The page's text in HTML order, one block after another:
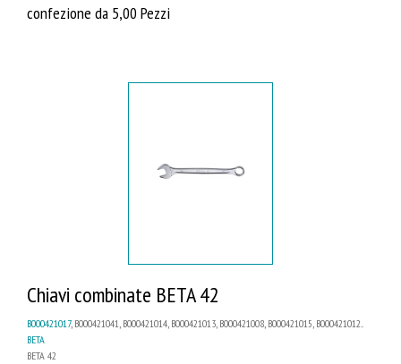
confezione da 5,00 Pezzi
Chiavi combinate BETA 42
B000421017, B000421041, B000421014, B000421013, B000421008, B000421015, B000421012...
BETA
BETA 42